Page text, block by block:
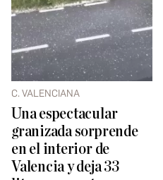
C. VALENCIANA
Una espectacular
granizada sorprende
en el interior de
Valencia y deja 33